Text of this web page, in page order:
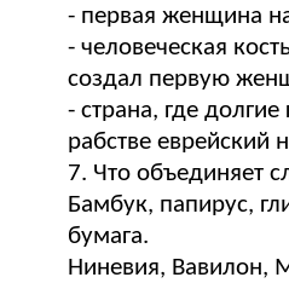
- первая женщина
- человеческая
создал первую
- страна, где
рабстве еврейский
7. Что объединяет
Бамбук, папирус,
бумага.
Ниневия, Вавилон,